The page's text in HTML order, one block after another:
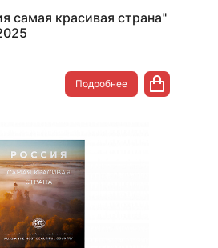
самая красивая страна"
Подробнее